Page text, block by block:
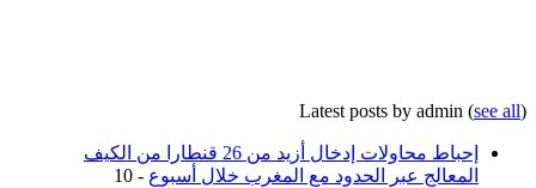
Latest posts by admin (see all)
إحباط محاولات إدخال أزيد من 26 قنطارا من الكيف
المعالج عبر الحدود مع المغرب خلال أسبوع
- 10